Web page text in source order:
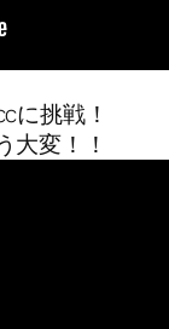
に挑戦！
大変！！